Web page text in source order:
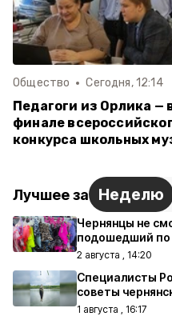
Общество Сегодня, 12:14
Педагоги из Орлика —
финале
конкурса школьных
Лучшее за Неделю
Чернянцы не
подошедший по
2 августа , 14:20
Специалисты
советы
1 августа , 16:17